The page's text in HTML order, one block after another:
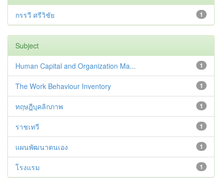
1
กรรวี ศรีวิชัย
Subject
1
Human Capital and Organization Ma...
1
The Work Behaviour Inventory
1
ทฤษฎีบุคลิกภาพ
1
ราชเทวี
1
แผนพัฒนาตนเอง
1
โรงแรม